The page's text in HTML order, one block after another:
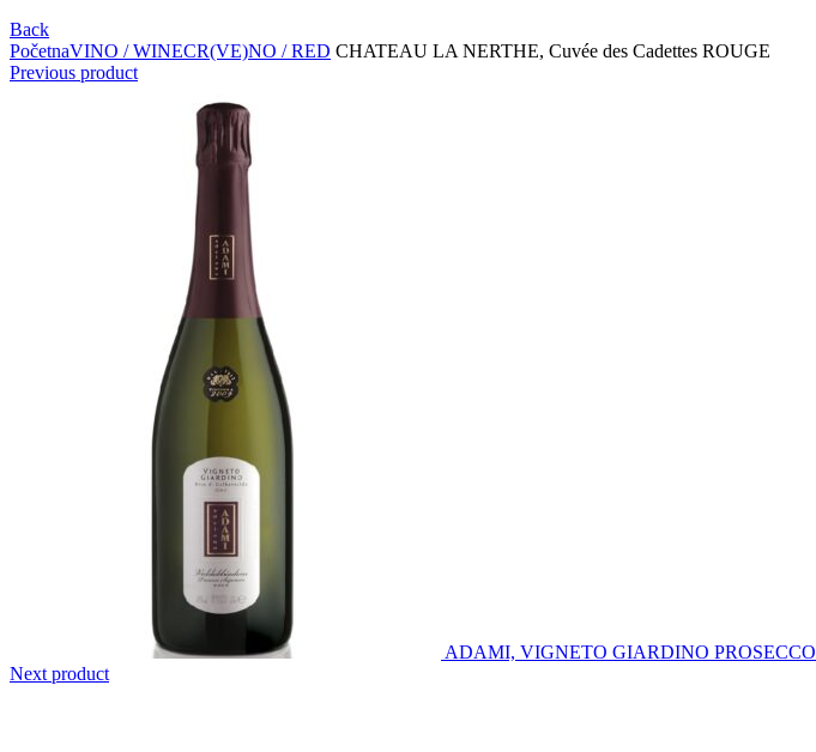
Back
PočetnaVINO / WINECR(VE)NO / RED CHATEAU LA NERTHE, Cuvée des Cadettes ROUGE
Previous product
ADAMI, VIGNETO GIARDINO PROSECCO
Next product